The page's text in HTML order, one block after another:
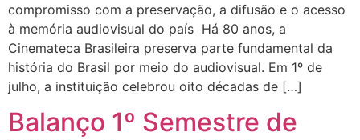
compromisso com a preservação, a difusão e o acesso
à memória audiovisual do país Há 80 anos, a
Cinemateca Brasileira preserva parte fundamental da
história do Brasil por meio do audiovisual. Em 1º de
julho, a instituição celebrou oito décadas de […]
Balanço 1º Semestre de